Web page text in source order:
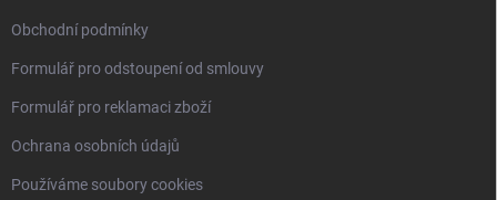
Obchodní podmínky
Formulář pro odstoupení od smlouvy
Formulář pro reklamaci zboží
Ochrana osobních údajů
Používáme soubory cookies